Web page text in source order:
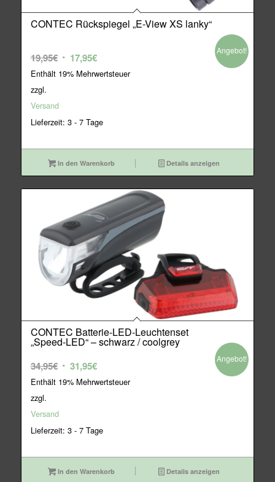
CONTEC Rückspiegel „E-View XS lanky“
19,95€ Ursprünglicher
Preis
17,95€Aktueller
Preis
Enthält 19% Mehrwertsteuer
zzgl.
Versand
Lieferzeit: 3 - 7 Tage
Angebot!
In den Warenkorb Details anzeigen
CONTEC Batterie-LED-Leuchtenset
„Speed-LED“ – schwarz / coolgrey
34,95€ Ursprünglicher
Preis
31,95€Aktueller
Preis
Enthält 19% Mehrwertsteuer
zzgl.
Versand
Lieferzeit: 3 - 7 Tage
Angebot!
In den Warenkorb Details anzeigen